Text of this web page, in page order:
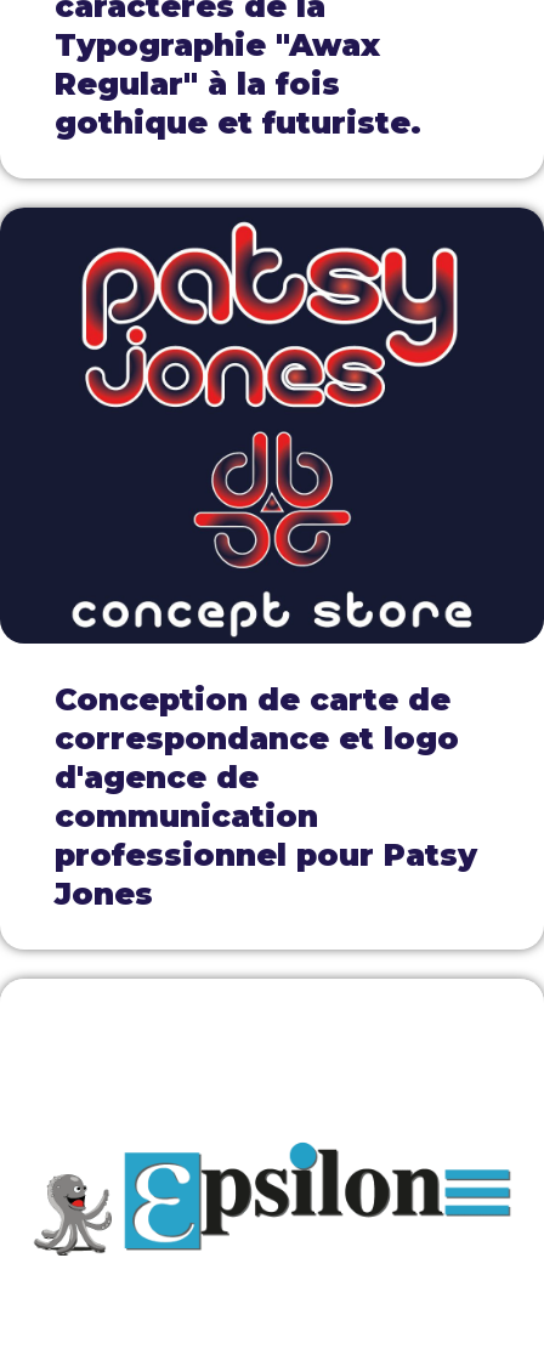
Typographie "Awax
Regular" à la fois
gothique et futuriste.
Conception de carte de
correspondance et logo
d'agence de
communication
professionnel pour Patsy
Jones